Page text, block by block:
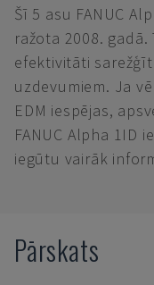
Šī 5 asu FANUC
ražota 2008.
efektivitāti
uzdevumiem. Ja
EDM iespējas,
FANUC Alpha 1ID
iegūtu vairāk
Pārskats